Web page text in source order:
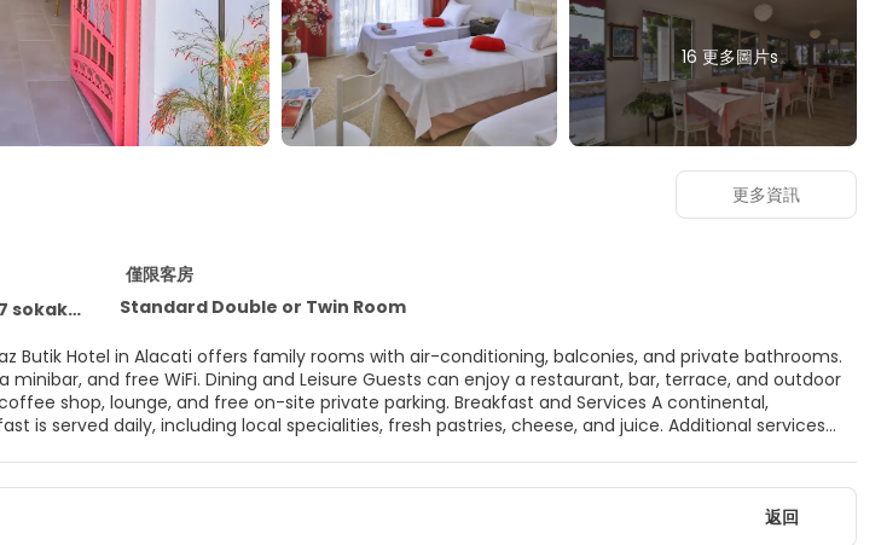
16 更多圖片s
僅限客房
35937
Standard Double or Twin Room
can enjoy a restaurant, bar, terrace, and outdoor
and free on-site private parking. Breakfast and Services A continental,
is served daily, including local specialities, fresh pastries, cheese, and juice. Additional services
更多資訊
返回